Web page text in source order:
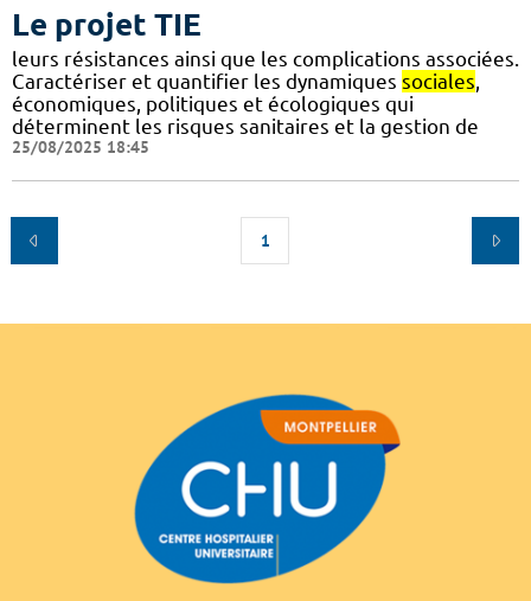
Le projet TIE
leurs résistances ainsi que les complications associées.
Caractériser et quantifier les dynamiques sociales
économiques, politiques et écologiques qui
déterminent les risques sanitaires et la gestion de
25/08/2025 18:45
1